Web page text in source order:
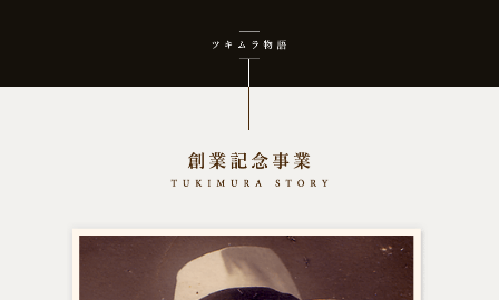
少年は店舗を構える決心をする。
やっと店に足を運ぶお客さんが増えてきた。
これならやれる。青年はそう思っていた。
青年の憧れはいつしか、彼をイタリアへ向かわせた。
そこで感じた高揚感、自分の未熟さ、そして可能性。